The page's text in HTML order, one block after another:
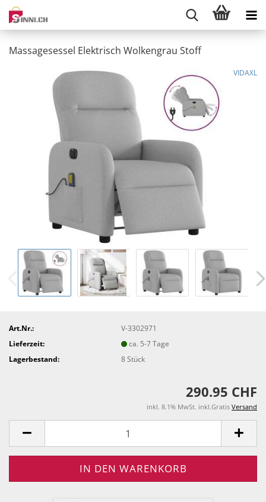
Massagesessel Elektrisch Wolkengrau Stoff
VIDAXL
Art.Nr.:
V-3302971
Lieferzeit:
ca. 5-7 Tage
Lagerbestand:
8Stück
290.95 CHF
inkl. 8.1% MwSt. inkl.Gratis Versand